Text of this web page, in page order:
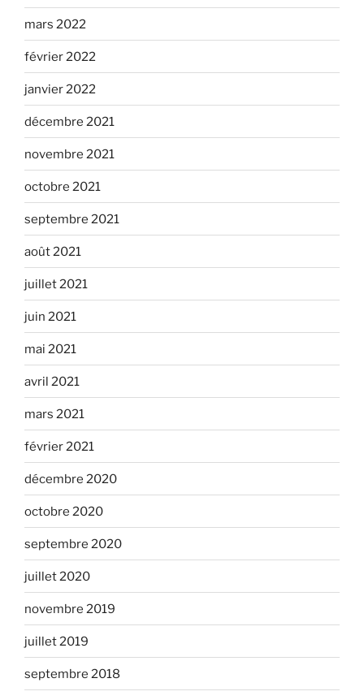
mars 2022
février 2022
janvier 2022
décembre 2021
novembre 2021
octobre 2021
septembre 2021
août 2021
juillet 2021
juin 2021
mai 2021
avril 2021
mars 2021
février 2021
décembre 2020
octobre 2020
septembre 2020
juillet 2020
novembre 2019
juillet 2019
septembre 2018